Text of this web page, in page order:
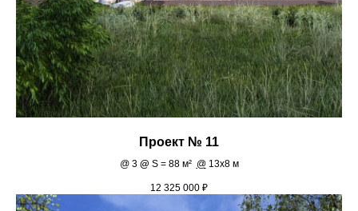
Проект № 11
@ 3 @ S = 88 м² @13х8 м
12 325 000 ₽